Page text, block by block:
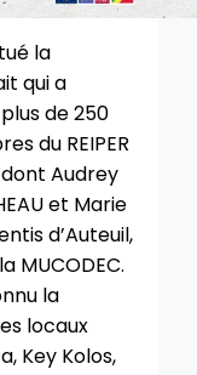
la
qui a
de 250
du REIPER
Audrey
et Marie
d’Auteuil,
MUCODEC.
la
locaux
Key Kolos,